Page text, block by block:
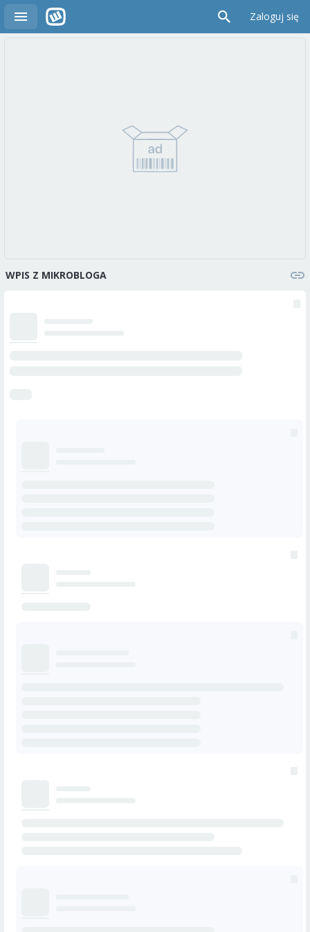
Zaloguj się
WPIS Z MIKROBLOGA